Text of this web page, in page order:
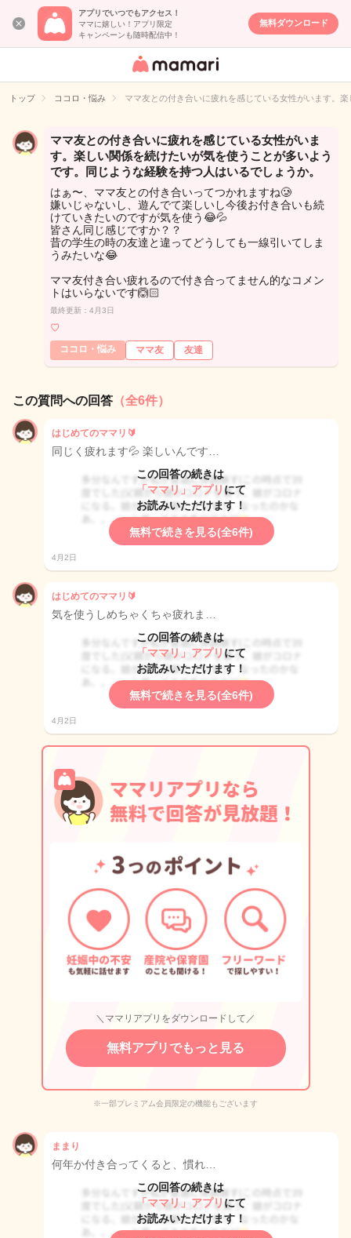
アプリでいつでもアクセス！
ママに嬉しい！アプリ限定
キャンペーンも随時配信中！
無料ダウンロード
女性専用匿名QA
イト
トップ ココロ・悩み ママ友との付き合いに疲れを感じている女性がいます。
ママ友との付き合いに疲れを感じている女性がいま
す。楽しい関係を続けたいが気を使うことが多いよう
です。同じような経験を持つ人はいるでしょうか。
はぁ〜、ママ友との付き合いってつかれますね🥲︎
嫌いじゃないし、遊んでて楽しいし今後お付き合いも続
けていきたいのですが気を使う😂💦
皆さん同じ感じですか？？
昔の学生の時の友達と違ってどうしても一線引いてしま
うみたいな😂
ママ友付き合い疲れるので付き合ってません的なコメン
トはいらないです🙆🏻
最終更新：4月3日
♡
ココロ・悩み
ママ友 友達
この質問への回答 （全6件）
はじめてのママリ🔰
同じく疲れます💦 楽しいんです…
この回答の続きは
「ママリ」アプリ にて
お読みいただけます！
無料で続きを見る(全6件)
4月2日
はじめてのママリ🔰
気を使うしめちゃくちゃ疲れま…
この回答の続きは
「ママリ」アプリ にて
お読みいただけます！
無料で続きを見る(全6件)
4月2日
＼ママリアプリをダウンロードして／
無料アプリでもっと見る
※一部プレミアム会員限定の機能もございます
ままり
何年か付き合ってくると、慣れ…
この回答の続きは
「ママリ」アプリ にて
お読みいただけます！